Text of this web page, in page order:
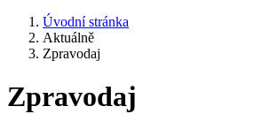
Úvodní stránka
Aktuálně
Zpravodaj
Zpravodaj